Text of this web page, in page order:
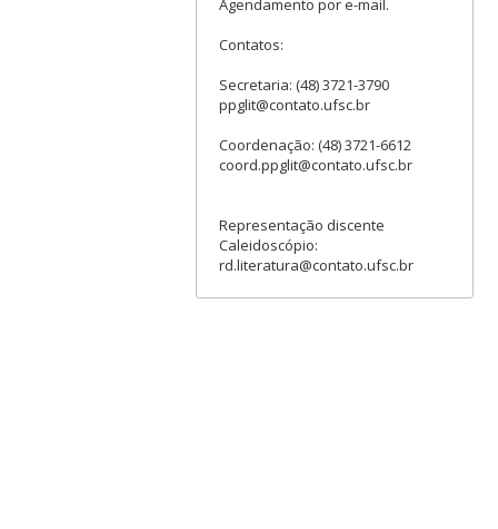
Agendamento por e-mail.
Contatos:
Secretaria: (48) 3721-3790
ppglit@contato.ufsc.br
Coordenação: (48) 3721-6612
coord.ppglit@contato.ufsc.br
Representação discente
Caleidoscópio:
rd.literatura@contato.ufsc.br